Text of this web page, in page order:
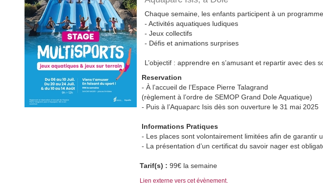
Chaque semaine, les enfants participent à un
- Activités aquatiques ludiques
- Jeux collectifs
- Défis et animations surprises
L’objectif : apprendre en s’amusant et repartir avec des
Reservation
- À l’accueil de l’Espace Pierre Talagrand
(règlement à l’ordre de SEMOP Grand Dole Aquatique)
- Puis à l’Aquaparc Isis dès son ouverture le 31 mai 2025
Informations Pratiques
- Les places sont volontairement limitées afin de garantir
- La présentation d’un certificat du savoir nager est
Tarif(s) : 99€ la semaine
Lien externe vers cet évènement.